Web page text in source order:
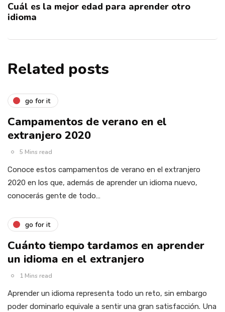
Cuál es la mejor edad para aprender otro
idioma
Related posts
go for it
Campamentos de verano en el
extranjero 2020
5 Mins read
Conoce estos campamentos de verano en el extranjero
2020 en los que, además de aprender un idioma nuevo,
conocerás gente de todo…
go for it
Cuánto tiempo tardamos en aprender
un idioma en el extranjero
1 Mins read
Aprender un idioma representa todo un reto, sin embargo
poder dominarlo equivale a sentir una gran satisfacción. Una